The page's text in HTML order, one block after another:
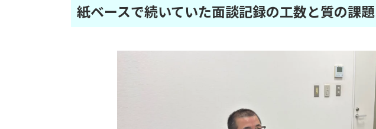
紙ベースで続いていた面談記録の工数と質の課題